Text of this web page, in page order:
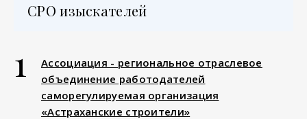
СРО изыскателей
1
Ассоциация - региональное отраслевое
объединение работодателей
саморегулируемая организация
«Астраханские строители»